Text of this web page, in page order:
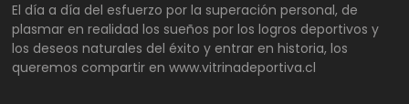
El día a día del esfuerzo por la superación personal, de
plasmar en realidad los sueños por los logros deportivos y
los deseos naturales del éxito y entrar en historia, los
queremos compartir en www.vitrinadeportiva.cl